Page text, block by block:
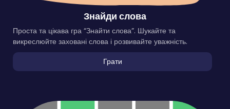
Знайди слова
Проста та цікава гра “Знайти слова”. Шукайте та
викреслюйте заховані слова і розвивайте уважність.
Грати